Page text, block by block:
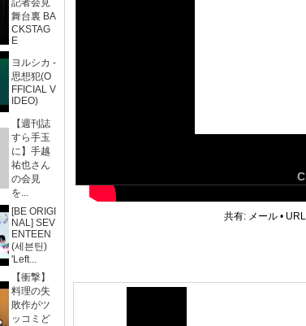
記者会見
舞台裏 BA
CKSTAG
E
ヨルシカ -
思想犯(O
FFICIAL V
IDEO)
【週刊誌
すら手玉
に】手越
祐也さん
の会見
を...
[BE ORIGI
NAL] SEV
ENTEEN
(세븐틴)
'Left...
【衝撃】
料理の失
敗作がツ
ッコミど
共有: メール •